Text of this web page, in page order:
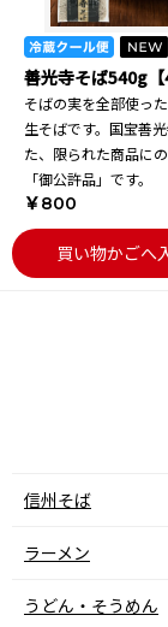
善光寺そば540g【
そばの実を全部使っ
生そばです。国宝善
た、限られた商品に
「御公許品」です。
￥800
買い物かごへ
信州そば
ラーメン
うどん・そうめん